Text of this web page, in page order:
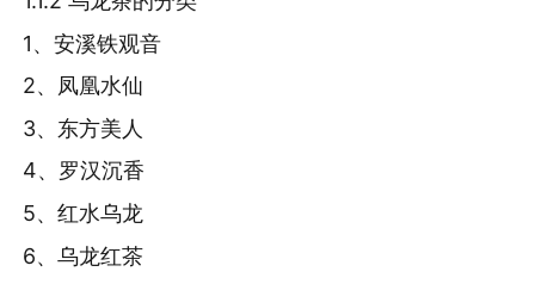
1、安溪铁观音
2、凤凰水仙
3、东方美人
4、罗汉沉香
5、红水乌龙
6、乌龙红茶